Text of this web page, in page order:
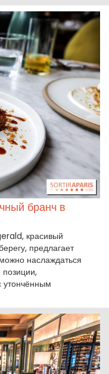
бранч в
красивый
предлагает
наслаждаться